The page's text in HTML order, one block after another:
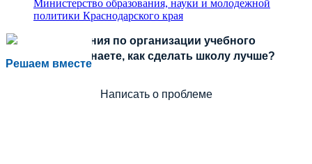
Министерство образования, науки и молодежной
политики Краснодарского края
Решаем вместе
Есть предложения по организации учебного
процесса или знаете, как сделать школу лучше?
Написать о проблеме